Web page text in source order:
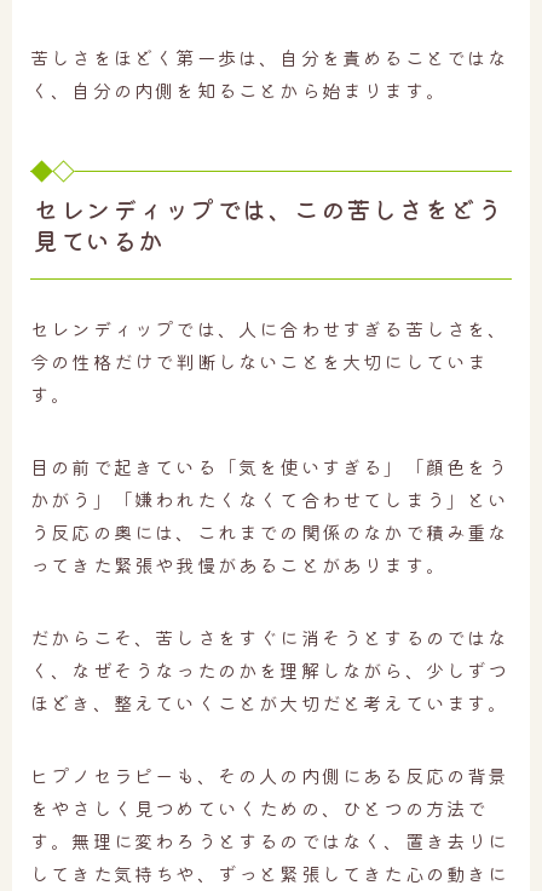
苦しさをほどく第一歩は、自分を責めることではな
く、自分の内側を知ることから始まります。
セレンディップでは、この苦しさをどう
見ているか
セレンディップでは、人に合わせすぎる苦しさを、
今の性格だけで判断しないことを大切にしていま
す。
目の前で起きている「気を使いすぎる」「顔色をう
かがう」「嫌われたくなくて合わせてしまう」とい
う反応の奥には、これまでの関係のなかで積み重な
ってきた緊張や我慢があることがあります。
だからこそ、苦しさをすぐに消そうとするのではな
く、なぜそうなったのかを理解しながら、少しずつ
ほどき、整えていくことが大切だと考えています。
ヒプノセラピーも、その人の内側にある反応の背景
をやさしく見つめていくための、ひとつの方法で
す。無理に変わろうとするのではなく、置き去りに
してきた気持ちや、ずっと緊張してきた心の動きに